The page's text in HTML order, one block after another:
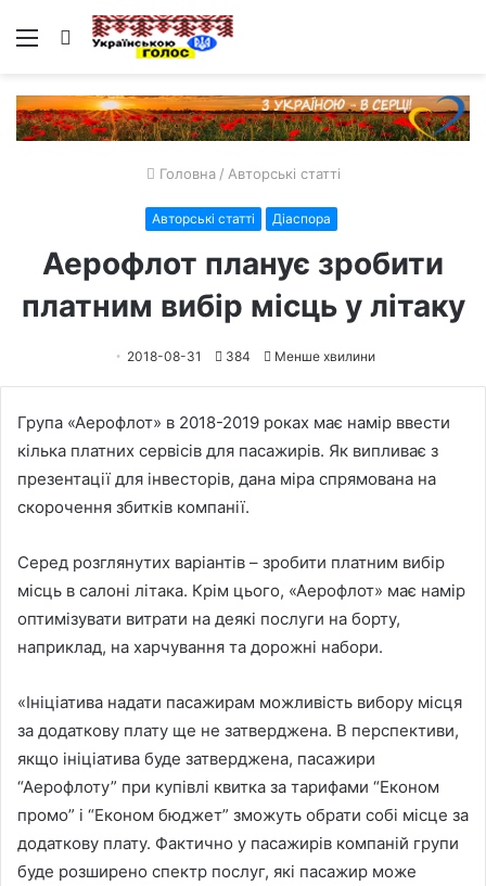
Меню Пошук
Головна / Авторські статті
Авторські статті Діаспора
Аерофлот планує зробити
платним вибір місць у літаку
2018-08-31 384 Менше хвилини
Група «Аерофлот» в 2018-2019 роках має намір ввести
кілька платних сервісів для пасажирів. Як випливає з
презентації для інвесторів, дана міра спрямована на
скорочення збитків компанії.
Серед розглянутих варіантів – зробити платним вибір
місць в салоні літака. Крім цього, «Аерофлот» має намір
оптимізувати витрати на деякі послуги на борту,
наприклад, на харчування та дорожні набори.
«Ініціатива надати пасажирам можливість вибору місця
за додаткову плату ще не затверджена. В перспективи,
якщо ініціатива буде затверджена, пасажири
“Аерофлоту” при купівлі квитка за тарифами “Економ
промо” і “Економ бюджет” зможуть обрати собі місце за
додаткову плату. Фактично у пасажирів компаній групи
буде розширено спектр послуг, які пасажир може